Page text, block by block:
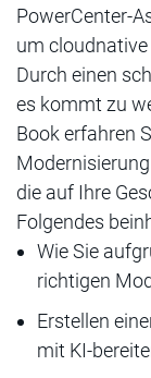
PowerCenter-
um
Durch einen
es kommt zu
Book erfahren
die auf Ihre
Folgendes
Wie Sie
richtigen
Erstellen
mit KI-